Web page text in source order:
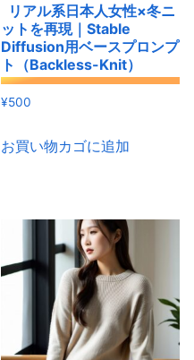
リアル系日本人女性×冬ニ
ットを再現｜Stable
Diffusion用ベースプロンプ
ト（Backless-Knit）
¥500
お買い物カゴに追加